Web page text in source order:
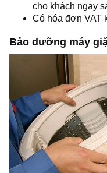
cho khách ngay
Có hóa đơn VAT
Bảo dưỡng máy